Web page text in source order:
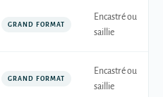
GRAND FORMAT
Encastré ou
saillie
GRAND FORMAT
Encastré ou
saillie